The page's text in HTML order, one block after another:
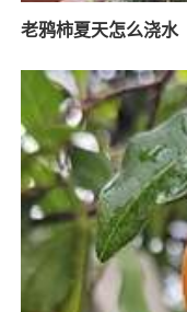
老鸦柿夏天怎么浇水